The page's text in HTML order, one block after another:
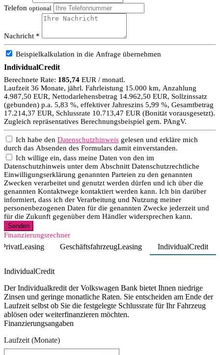
Telefon optional
Nachricht *
Beispielkalkulation in die Anfrage übernehmen
IndividualCredit
Berechnete Rate: 185,74 EUR / monatl.
Laufzeit 36 Monate, jährl. Fahrleistung 15.000 km, Anzahlung
4.987,50 EUR, Nettodarlehensbetrag 14.962,50 EUR, Sollzinssatz
(gebunden) p.a. 5,83 %, effektiver Jahreszins 5,99 %, Gesamtbetrag
17.214,37 EUR, Schlussrate 10.713,47 EUR (Bonität vorausgesetzt).
Zugleich repräsentatives Berechnungsbeispiel gem. PAngV.
Ich habe den Datenschutzhinweis gelesen und erkläre mich
durch das Absenden des Formulars damit einverstanden.
Ich willige ein, dass meine Daten von den im
Datenschutzhinweis unter dem Abschnitt Datenschutzrechtliche
Einwilligungserklärung genannten Parteien zu den genannten
Zwecken verarbeitet und genutzt werden dürfen und ich über die
genannten Kontaktwege kontaktiert werden kann. Ich bin darüber
informiert, dass ich der Verarbeitung und Nutzung meiner
personenbezogenen Daten für die genannten Zwecke jederzeit und
für die Zukunft gegenüber dem Händler widersprechen kann.
Senden
Finanzierungsrechner
PrivatLeasing GeschäftsfahrzeugLeasing
IndividualCredit
IndividualCredit
Der Individualkredit der Volkswagen Bank bietet Ihnen niedrige
Zinsen und geringe monatliche Raten. Sie entscheiden am Ende der
Laufzeit selbst ob Sie die festgelegte Schlussrate für Ihr Fahrzeug
ablösen oder weiterfinanzieren möchten.
Finanzierungsangaben
Laufzeit (Monate)